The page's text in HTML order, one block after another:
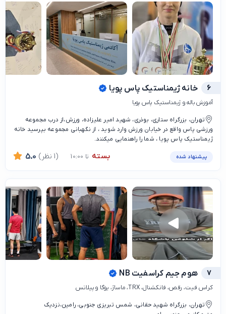
6 خانه ژیمناستیک پاس پویا
آموزش باله و ژیمناستیک پاس پویا
تهران، بزرگراه ستاری، بوذری، شهید امیر علیزاده، ورزش،از درب مجموعه
ورزشی پاس واقع در خیابان ورزش وارد شوید ، از نگهبانی مجموعه بپرسید خانه
ژیمناستیک پاس پویا ، شما را راهنمایی میکنند.
پیشنهاد شده بسته تا 10:00 5.0 (1 نظر)
7 هوم جیم کراسفیت NB
کراس فیت، رقص، فانکشنال، TRX، ماساژ، یوگا و پیلاتس
تهران، بزرگراه شهید حقانی، شمس تبریزی جنوبی، رامین،نزدیک